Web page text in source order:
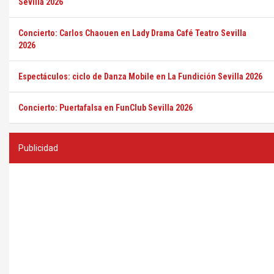
Concierto: Carlos Chaouen en Lady Drama Café Teatro Sevilla
2026
Espectáculos: ciclo de Danza Mobile en La Fundición Sevilla 2026
Concierto: Puertafalsa en FunClub Sevilla 2026
Publicidad